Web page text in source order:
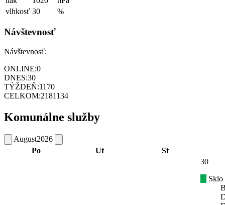
vlhkosť 30 %
Návštevnosť
Návštevnosť:
ONLINE:0
DNES:30
TÝŽDEŇ:1170
CELKOM:2181134
Komunálne služby
August2026
Po
Ut
St
30
Sklo